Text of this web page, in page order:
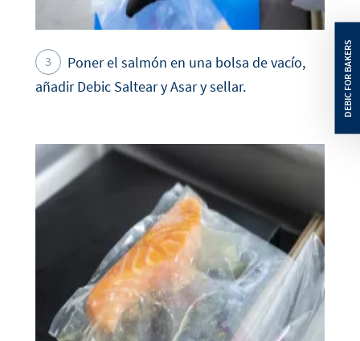
Poner el salmón en una bolsa de vacío,
añadir Debic Saltear y Asar y sellar.